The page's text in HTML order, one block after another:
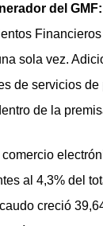
del GMF:
sola vez.
de servicios
de la
al 4,3% del
creció